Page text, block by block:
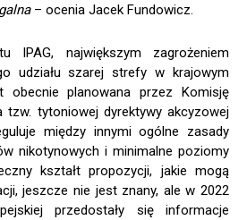
– ocenia Jacek Fundowicz.
IPAG, największym zagrożeniem
udziału szarej strefy w krajowym
obecnie planowana przez Komisję
tzw. tytoniowej dyrektywy akcyzowej
między innymi ogólne zasady
nikotynowych i minimalne poziomy
kształt propozycji, jakie mogą
jeszcze nie jest znany, ale w 2022
przedostały się informacje